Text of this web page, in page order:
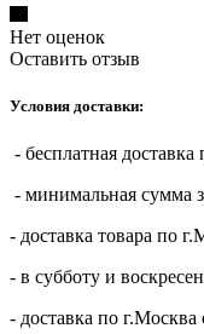
Нет оценок
Оставить отзыв
Условия доставки:
- бесплатная доставка
- минимальная сумма
- доставка товара по
- в субботу и
- доставка по г.Москва